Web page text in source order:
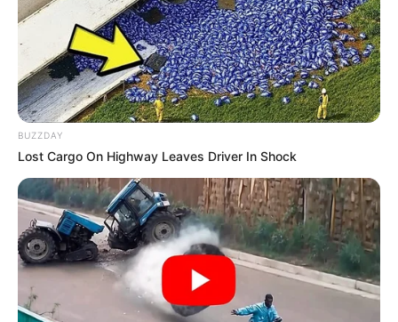
BUZZDAY
Lost Cargo On Highway Leaves Driver In Shock